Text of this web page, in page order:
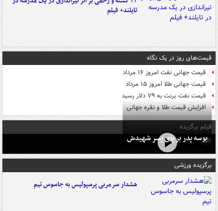
تایلند+ فیلم
قیمت‌های روز در یک نگاه
قیمت جهانی نفت امروز ۱۶ مرداد
قیمت جهانی طلا امروز ۱۵ مرداد
قیمت نفت برنت به ۷۹ دلار رسید
افزایش قیمت طلا و نقره جهانی
فیلم برگزیده
بوسه‌ پدر بر پای پسر شهیدش
برگزیده ورزشی
هشدار سرمربی پرسپولیس به جاسوس تیم